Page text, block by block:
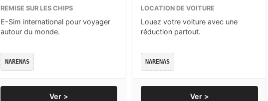
REMISE SUR LES CHIPS
E-Sim international pour voyager
autour du monde.
NARENAS
Ver >
LOCATION DE VOITURE
Louez votre voiture avec une
réduction partout.
NARENAS
Ver >